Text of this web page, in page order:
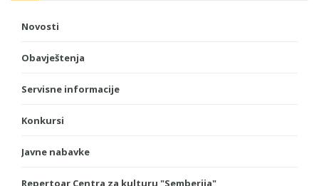
Novosti
Obavještenja
Servisne informacije
Konkursi
Javne nabavke
Repertoar Centra za kulturu "Semberija"